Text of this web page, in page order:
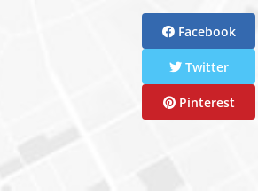
Facebook
Twitter
Pinterest